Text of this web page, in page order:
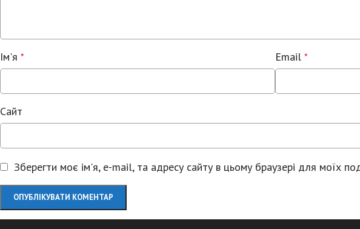
Ім'я * Email*
Сайт
Зберегти моє ім'я, e-mail, та адресу сайту в цьому браузері для моїх